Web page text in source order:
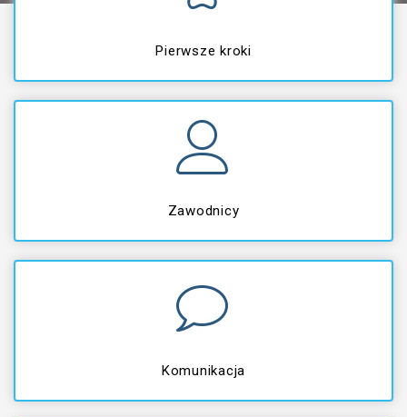
Pierwsze kroki
Zawodnicy
Komunikacja